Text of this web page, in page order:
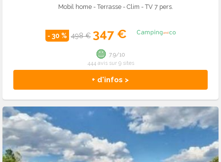
Mobil home - Terrasse - Clim - TV 7 pers.
- 30 % 498 € 347 €
+ d'infos >
7.9/10
444 avis sur 9 sites